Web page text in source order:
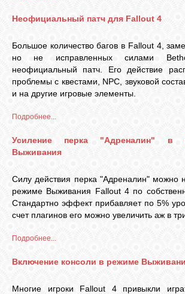
Неофициальный патч для Fallout 4
Большое количество багов в Fallout 4,
но не исправленных силами
неофициальный патч. Его действие
проблемы с квестами, NPC, звуковой
и на другие игровые элементы.
Подробнее...
Усиление перка "Адреналин" в
Выживания
Силу действия перка "Адреналин" можно
режиме Выживания Fallout 4 по
Стандартно эффект прибавляет по 5%
счет плагинов его можно увеличить аж в
Подробнее...
Включение консоли в режиме
Многие игроки Fallout 4 привыкли